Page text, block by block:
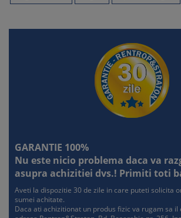
GARANTIE 100%
Nu este nicio problema daca va
asupra achizitiei dvs.! Primiti toti
Aveti la dispozitie 30 de zile in care puteti solicita
sumei achitate.
Daca ati achizitionat un produs fizic va rugam sa il